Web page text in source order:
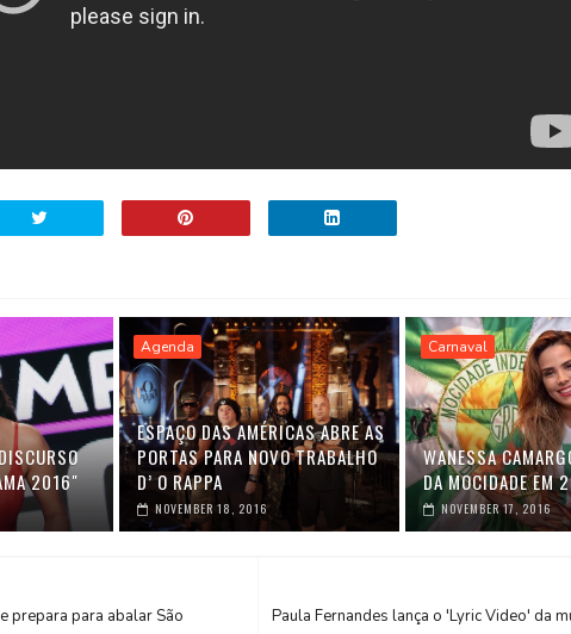
2016"
Agenda
ESPAÇO DAS AMÉRICAS ABRE AS
PORTAS PARA NOVO TRABALHO
D’ O RAPPA
NOVEMBER 18, 2016
Carnaval
WANESSA
DA MOCIDADE EM
NOVEMBER 17, 2016
Paula Fernandes lança o 'Lyric Video' da
prepara para abalar São